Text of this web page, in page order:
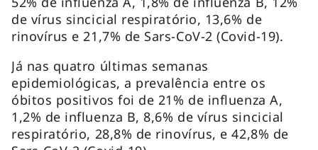
de vírus sincicial respiratório, 13,6% de
rinovírus e 21,7% de Sars-CoV-2 (Covid-19).
Já nas quatro últimas semanas
epidemiológicas, a prevalência entre os
óbitos positivos foi de 21% de influenza A,
1,2% de influenza B, 8,6% de vírus sincicial
respiratório, 28,8% de rinovírus, e 42,8% de